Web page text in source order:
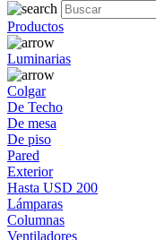
Productos
Luminarias
Colgar
De Techo
De mesa
De piso
Pared
Exterior
Hasta USD 200
Lámparas
Columnas
Ventiladores